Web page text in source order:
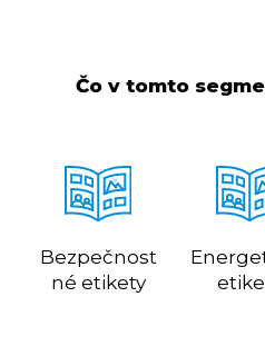
Čo v tomto
Bezpečnost
né etikety